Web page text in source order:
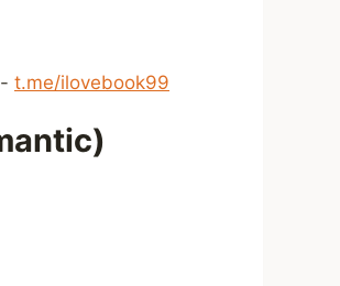
t.me/ilovebook99